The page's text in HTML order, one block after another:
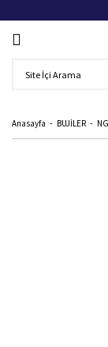
Anasayfa BUJİLER